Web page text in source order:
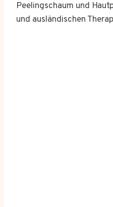
Peelingschaum und
und ausländischen